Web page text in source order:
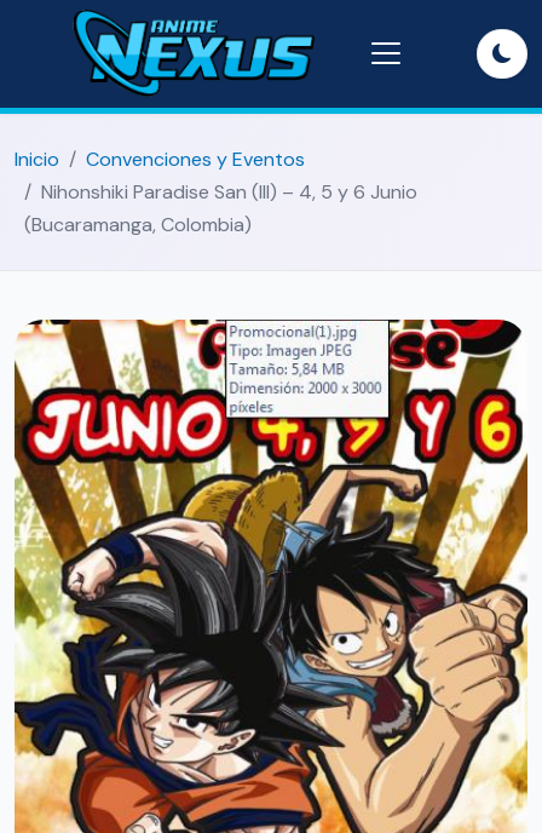
Inicio
Convenciones y Eventos
Nihonshiki Paradise San (III) – 4, 5 y 6 Junio
(Bucaramanga, Colombia)